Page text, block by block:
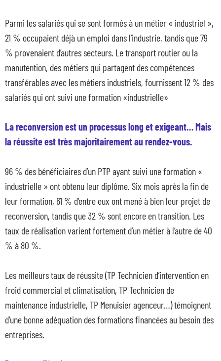
Parmi les salariés qui se sont formés à un métier « industriel »,
21 % occupaient déjà un emploi dans l’industrie, tandis que 79
% provenaient d’autres secteurs. Le transport routier ou la
manutention, des métiers qui partagent des compétences
transférables avec les métiers industriels, fournissent 12 % des
salariés qui ont suivi une formation «industrielle»
La reconversion est un processus long et exigeant… Mais
la réussite est très majoritairement au rendez-vous.
96 % des bénéficiaires d’un PTP ayant suivi une formation «
industrielle » ont obtenu leur diplôme. Six mois après la fin de
leur formation, 61 % d’entre eux ont mené à bien leur projet de
reconversion, tandis que 32 % sont encore en transition. Les
taux de réalisation varient fortement d’un métier à l’autre de 40
% à 80 %.
Les meilleurs taux de réussite (TP Technicien d’intervention en
froid commercial et climatisation, TP Technicien de
maintenance industrielle, TP Menuisier agenceur…) témoignent
d’une bonne adéquation des formations financées au besoin des
entreprises.